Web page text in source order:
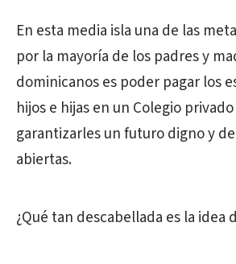
En esta media isla una de las
por la mayoría de los padres y
dominicanos es poder pagar los
hijos e hijas en un Colegio
garantizarles un futuro digno y
abiertas.
¿Qué tan descabellada es la idea